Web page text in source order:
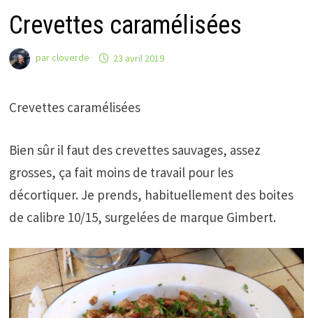
Crevettes caramélisées
parcloverde 23 avril 2019
Crevettes caramélisées
Bien sûr il faut des crevettes sauvages, assez
grosses, ça fait moins de travail pour les
décortiquer. Je prends, habituellement des boites
de calibre 10/15, surgelées de marque Gimbert.